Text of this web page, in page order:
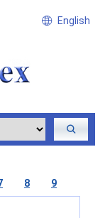
English
8 9